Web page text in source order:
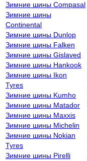
Зимние шины Compasal
Зимние шины
Continental
Зимние шины Dunlop
Зимние шины Falken
Зимние шины Gislaved
Зимние шины Hankook
Зимние шины Ikon
Tyres
Зимние шины Kumho
Зимние шины Matador
Зимние шины Maxxis
Зимние шины Michelin
Зимние шины Nokian
Tyres
Зимние шины Pirelli